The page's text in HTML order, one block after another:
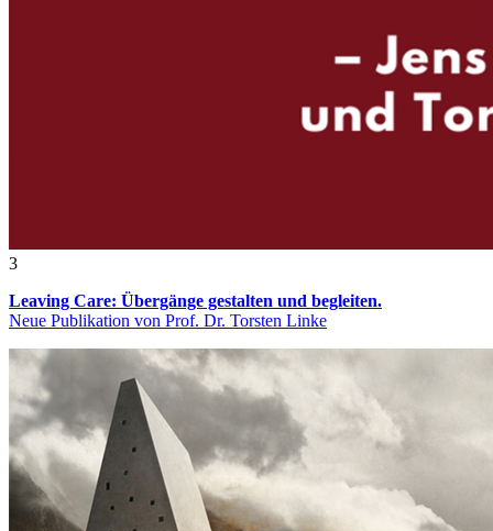
3
Leaving Care: Übergänge gestalten und begleiten.
Neue Publikation von Prof. Dr. Torsten Linke